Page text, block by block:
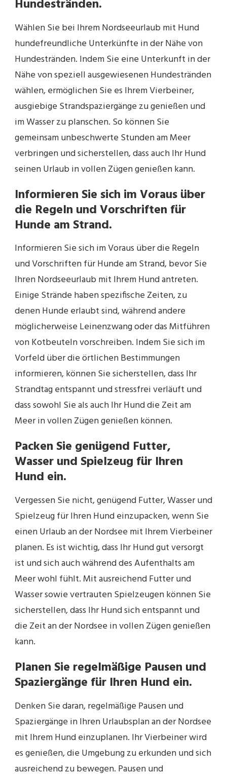
Hundestränden.
Wählen Sie bei Ihrem Nordseeurlaub mit Hund
hundefreundliche Unterkünfte in der Nähe von
Hundestränden. Indem Sie eine Unterkunft in der
Nähe von speziell ausgewiesenen Hundestränden
wählen, ermöglichen Sie es Ihrem Vierbeiner,
ausgiebige Strandspaziergänge zu genießen und
im Wasser zu planschen. So können Sie
gemeinsam unbeschwerte Stunden am Meer
verbringen und sicherstellen, dass auch Ihr Hund
seinen Urlaub in vollen Zügen genießen kann.
Informieren Sie sich im Voraus über
die Regeln und Vorschriften für
Hunde am Strand.
Informieren Sie sich im Voraus über die Regeln
und Vorschriften für Hunde am Strand, bevor Sie
Ihren Nordseeurlaub mit Ihrem Hund antreten.
Einige Strände haben spezifische Zeiten, zu
denen Hunde erlaubt sind, während andere
möglicherweise Leinenzwang oder das Mitführen
von Kotbeuteln vorschreiben. Indem Sie sich im
Vorfeld über die örtlichen Bestimmungen
informieren, können Sie sicherstellen, dass Ihr
Strandtag entspannt und stressfrei verläuft und
dass sowohl Sie als auch Ihr Hund die Zeit am
Meer in vollen Zügen genießen können.
Packen Sie genügend Futter,
Wasser und Spielzeug für Ihren
Hund ein.
Vergessen Sie nicht, genügend Futter, Wasser und
Spielzeug für Ihren Hund einzupacken, wenn Sie
einen Urlaub an der Nordsee mit Ihrem Vierbeiner
planen. Es ist wichtig, dass Ihr Hund gut versorgt
ist und sich auch während des Aufenthalts am
Meer wohl fühlt. Mit ausreichend Futter und
Wasser sowie vertrauten Spielzeugen können Sie
sicherstellen, dass Ihr Hund sich entspannt und
die Zeit an der Nordsee in vollen Zügen genießen
kann.
Planen Sie regelmäßige Pausen und
Spaziergänge für Ihren Hund ein.
Denken Sie daran, regelmäßige Pausen und
Spaziergänge in Ihren Urlaubsplan an der Nordsee
mit Ihrem Hund einzuplanen. Ihr Vierbeiner wird
es genießen, die Umgebung zu erkunden und sich
ausreichend zu bewegen. Pausen und